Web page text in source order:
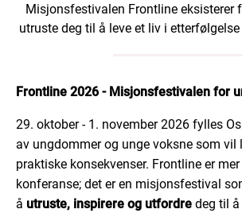
Misjonsfestivalen Frontline eksisterer
utruste deg til å leve et liv i
Frontline 2026 - Misjonsfestivalen for
29. oktober - 1. november 2026 fylles
av ungdommer og unge voksne som vil
praktiske konsekvenser. Frontline er mer
konferanse; det er en misjonsfestival
å utruste, inspirere og utfordre deg til å